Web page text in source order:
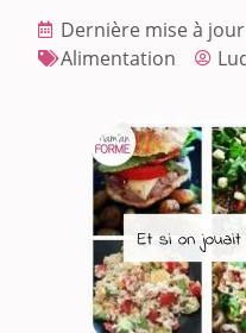
Dernière mise à
Alimentation